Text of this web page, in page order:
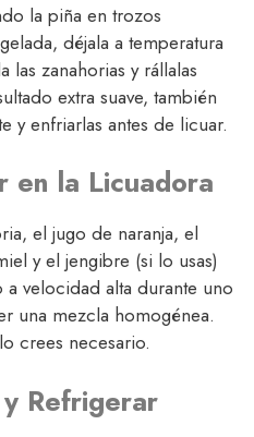
la piña en trozos
déjala a temperatura
las zanahorias y rállalas
extra suave, también
y enfriarlas antes de licuar.
en la Licuadora
el jugo de naranja, el
y el jengibre (si lo usas)
velocidad alta durante uno
una mezcla homogénea.
crees necesario.
Refrigerar